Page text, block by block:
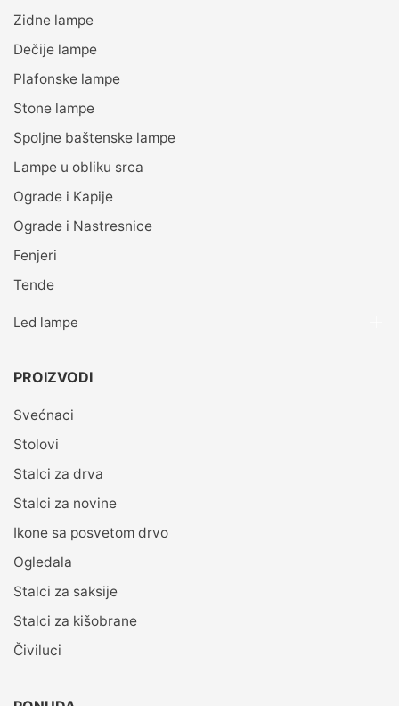
Zidne lampe
Dečije lampe
Plafonske lampe
Stone lampe
Spoljne baštenske lampe
Lampe u obliku srca
Ograde i Kapije
Ograde i Nastresnice
Fenjeri
Tende
Led lampe
PROIZVODI
Svećnaci
Stolovi
Stalci za drva
Stalci za novine
Ikone sa posvetom drvo
Ogledala
Stalci za saksije
Stalci za kišobrane
Čiviluci